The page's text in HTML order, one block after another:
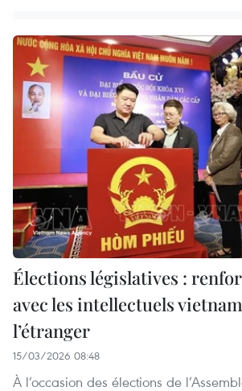
Élections législatives :
avec les intellectuels
l’étranger
15/03/2026 08:48
À l’occasion des élections de